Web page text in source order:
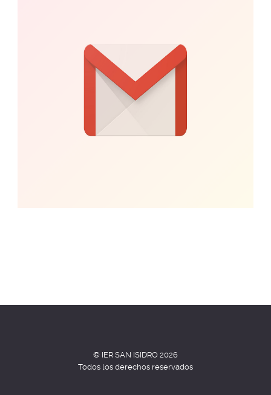
© IER SAN ISIDRO 2026
Todos los derechos reservados